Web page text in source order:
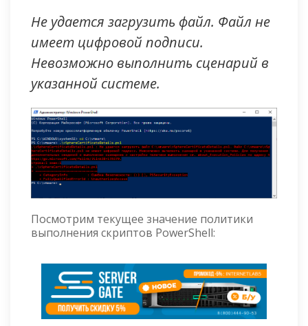
Не удается загрузить файл. Файл не
имеет цифровой подписи.
Невозможно выполнить сценарий в
указанной системе.
Посмотрим текущее значение политики
выполнения скриптов PowerShell: